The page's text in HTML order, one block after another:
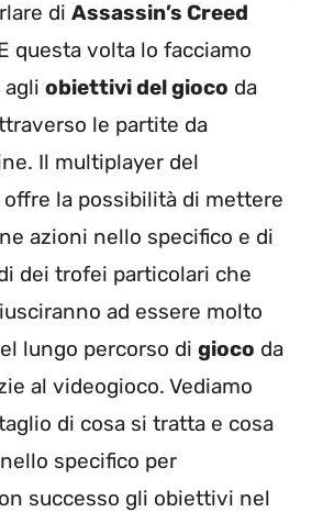
di Assassin’s Creed
questa volta lo facciamo
obiettivi del gioco da
le partite da
Il multiplayer del
offre la possibilità di mettere
azioni nello specifico e di
dei trofei particolari che
ad essere molto
lungo percorso di gioco da
al videogioco. Vediamo
di cosa si tratta e cosa
specifico per
successo gli obiettivi nel